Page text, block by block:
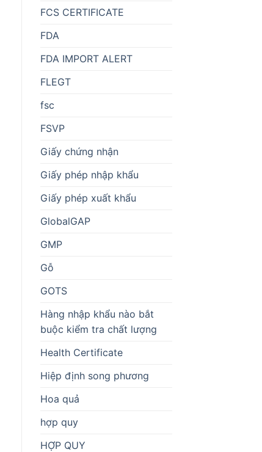
FCS CERTIFICATE
FDA
FDA IMPORT ALERT
FLEGT
fsc
FSVP
Giấy chứng nhận
Giấy phép nhập khẩu
Giấy phép xuất khẩu
GlobalGAP
GMP
Gỗ
GOTS
Hàng nhập khẩu nào bắt
buộc kiểm tra chất lượng
Health Certificate
Hiệp định song phương
Hoa quả
hợp quy
HỢP QUY